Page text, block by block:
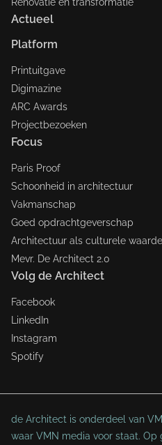
Actueel
Platform
Printuitgave
Digimazine
ARC Awards
Projectbezoeken
Focus
Paris Proof
Schoonheid in architectuur
Vakmanschap
Goed opdrachtgeverschap
Architectuur als culturele waarde
Mevr. De Architect 2.0
Volg de Architect
Facebook
LinkedIn
Instagram
Spotify
de Architect is onderdeel van
waar VMN media voor staat. Op